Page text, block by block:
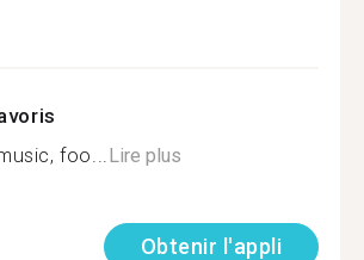
foo...Lire plus
Obtenir l'appli